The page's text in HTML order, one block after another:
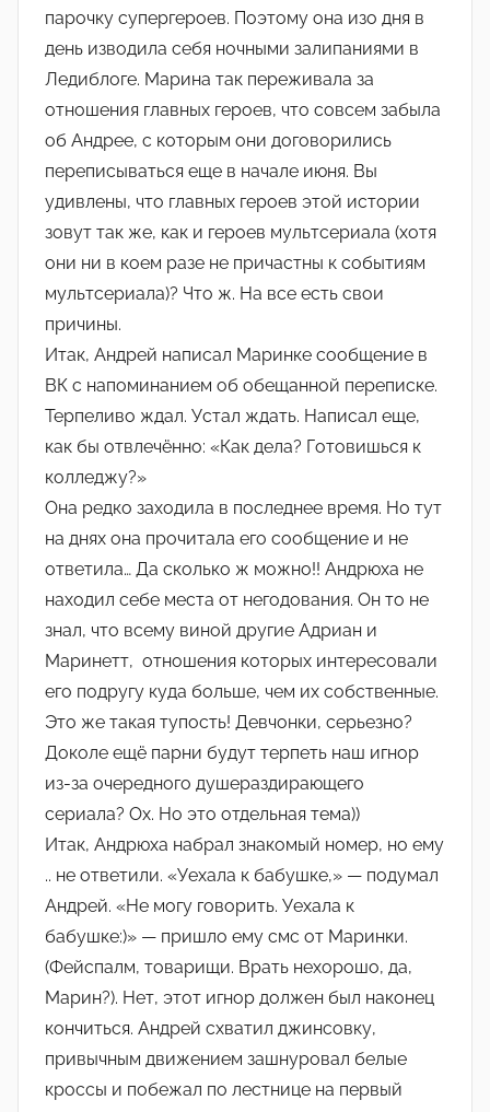
парочку супергероев. Поэтому она изо дня в
день изводила себя ночными залипаниями в
Ледиблоге. Марина так переживала за
отношения главных героев, что совсем забыла
об Андрее, с которым они договорились
переписываться еще в начале июня. Вы
удивлены, что главных героев этой истории
зовут так же, как и героев мультсериала (хотя
они ни в коем разе не причастны к событиям
мультсериала)? Что ж. На все есть свои
причины.
Итак, Андрей написал Маринке сообщение в
ВК с напоминанием об обещанной переписке.
Терпеливо ждал. Устал ждать. Написал еще,
как бы отвлечённо: «Как дела? Готовишься к
колледжу?»
Она редко заходила в последнее время. Но тут
на днях она прочитала его сообщение и не
ответила… Да сколько ж можно!! Андрюха не
находил себе места от негодования. Он то не
знал, что всему виной другие Адриан и
Маринетт, отношения которых интересовали
его подругу куда больше, чем их собственные.
Это же такая тупость! Девчонки, серьезно?
Доколе ещё парни будут терпеть наш игнор
из-за очередного душераздирающего
сериала? Ох. Но это отдельная тема))
Итак, Андрюха набрал знакомый номер, но ему
.. не ответили. «Уехала к бабушке,» — подумал
Андрей. «Не могу говорить. Уехала к
бабушке:)» — пришло ему смс от Маринки.
(Фейспалм, товарищи. Врать нехорошо, да,
Марин?). Нет, этот игнор должен был наконец
кончиться. Андрей схватил джинсовку,
привычным движением зашнуровал белые
кроссы и побежал по лестнице на первый